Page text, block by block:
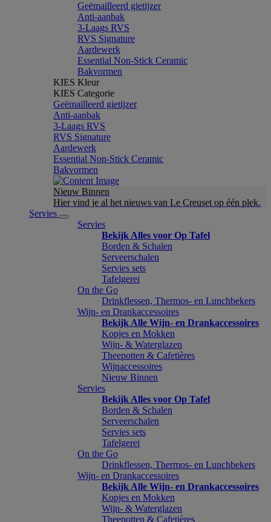
Geëmailleerd gietijzer
Anti-aanbak
3-Laags RVS
RVS Signature
Aardewerk
Essential Non-Stick Ceramic
Bakvormen
KIES Kleur
KIES Categorie
Geëmailleerd gietijzer
Anti-aanbak
3-Laags RVS
RVS Signature
Aardewerk
Essential Non-Stick Ceramic
Bakvormen
Nieuw Binnen
Hier vind je al het nieuws van Le Creuset op één plek.
Servies
Servies
Bekijk Alles voor Op Tafel
Borden & Schalen
Serveerschalen
Servies sets
Tafelgerei
On the Go
Drinkflessen, Thermos- en Lunchbekers
Wijn- en Drankaccessoires
Bekijk Alle Wijn- en Drankaccessoires
Kopjes en Mokken
Wijn- & Waterglazen
Theepotten & Cafetières
Wijnaccessoires
Nieuw Binnen
Servies
Bekijk Alles voor Op Tafel
Borden & Schalen
Serveerschalen
Servies sets
Tafelgerei
On the Go
Drinkflessen, Thermos- en Lunchbekers
Wijn- en Drankaccessoires
Bekijk Alle Wijn- en Drankaccessoires
Kopjes en Mokken
Wijn- & Waterglazen
Theepotten & Cafetières